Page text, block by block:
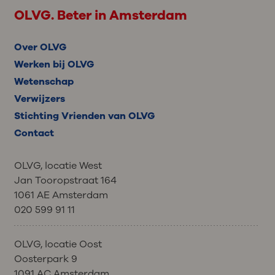
OLVG. Beter in Amsterdam
Over OLVG
Werken bij OLVG
Wetenschap
Verwijzers
Stichting Vrienden van OLVG
Contact
OLVG, locatie West
Jan Tooropstraat 164
1061 AE Amsterdam
020 599 91 11
OLVG, locatie Oost
Oosterpark 9